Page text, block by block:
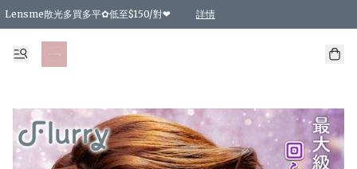
Lensme散光多買多平✿低至$150/對❤ 詳情
台灣Karacon⁩✧日拋 特價清貨❁⃘
日本韓國多款日/月拋現貨☼ 特價❤︎數量有限 售完即止
🇰🇷韓國多款月拋現貨 特價兩對$99✿數量有限 售完即止♫
精選商品，任選買2件或以上9 折；買4件或以上85 折；買6件或以上8 折
精選商品，任選買2件HKD 140.00；買4件HKD 260.00
精選商品，任選買2件HKD 190.00；買4件HKD 360.00
精選商品，任選買2件HKD 110.00；買4件HKD 180.00
精選商品，任選買2件HKD 170.00；買4件HKD 320.00
精選商品，任選買2件或以上減HKD 148.00
精選商品，任選買2件或以上減HKD 148.00
精選商品，任選買2件或以上95 折；買4件或以上9 折；買6件或以上85 折；買8件
精選商品，任選買12件或以上87 折
精選商品，任選買2件或以上減HKD 16.00；買4件或以上減HKD 32.00；買6
精選商品，任選買2件或以上95 折；買4件或以上9 折；買8件或以上85 折；買12
購物滿 HKD 800.00即享免運費優惠！（適用於 特定的送貨方式 )